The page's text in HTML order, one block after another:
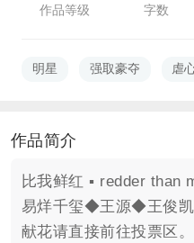
作品等级 字数
明星 强取豪夺 虐
作品简介
比我鲜红 ▪ redder than
易烊千玺◆王源◆王俊凯
献花请直接前往投票区